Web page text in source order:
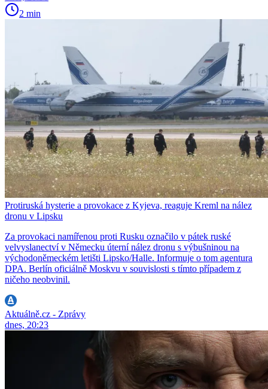
2 min
Protiruská hysterie a provokace z Kyjeva, reaguje Kreml na nález
dronu v Lipsku
Za provokaci namířenou proti Rusku označilo v pátek ruské
velvyslanectví v Německu úterní nález dronu s výbušninou na
východoněmeckém letišti Lipsko/Halle. Informuje o tom agentura
DPA. Berlín oficiálně Moskvu v souvislosti s tímto případem z
ničeho neobvinil.
Aktuálně.cz - Zprávy
dnes, 20:23